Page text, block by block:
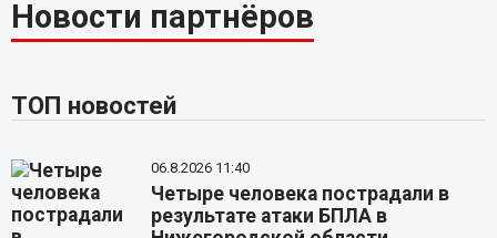
Новости партнёров
ТОП новостей
06.8.2026 11:40
Четыре человека пострадали в
результате атаки БПЛА в